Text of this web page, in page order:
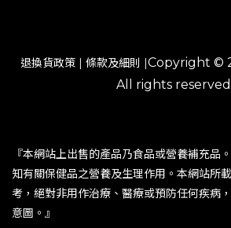
退換貨政策 | 條款及細則 |Copyright ©
All rights reserved
『本網站上出售的產品乃食品或營養補充品
知有關保健品之營養及生理作用。本網站所
考，絕對非用作治療、醫療或預防任何疾病
意圖。』